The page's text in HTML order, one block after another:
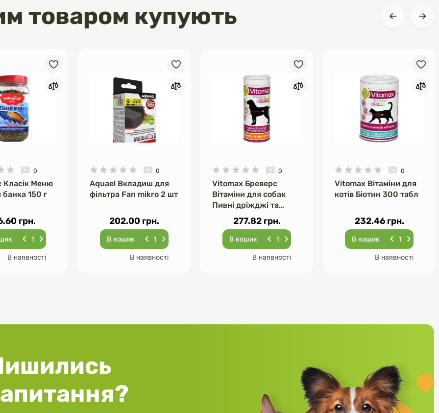
товаром купують
0
Класік Меню
150 г
грн.
В наявності
0
Aquael Вкладиш для
фільтра Fan mikro 2 шт
202.00 грн.
В кошик
В наявності
0
Vitomax Бреверс
Вітаміни для собак
Пивні дріжджі та
Часник 120 табл
277.82 грн.
В кошик
В наявності
0
Vitomax Вітаміни для
котів Біотин 300 табл
232.46 грн.
В кошик
В наявності